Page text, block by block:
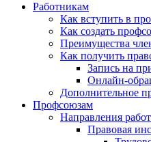
Работникам
Как вступить в
Как создать
Преимущества
Как получить
Запись на
Онлайн-
Дополнительное
Профсоюзам
Направления
Правовая